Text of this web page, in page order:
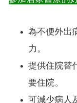
為不便外出
力。
提供住院替
要住院。
可減少病人